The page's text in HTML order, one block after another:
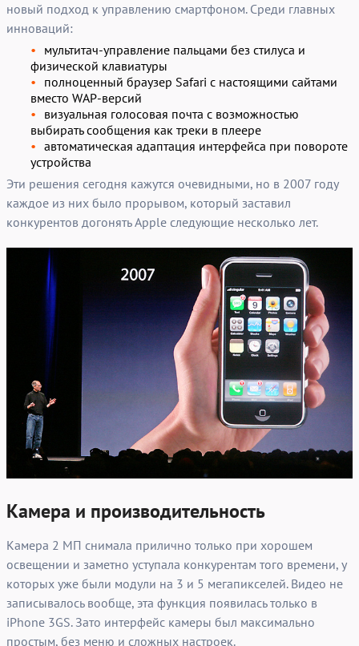
новый подход к управлению смартфоном. Среди главных
инноваций:
мультитач-управление пальцами без стилуса и
физической клавиатуры
полноценный браузер Safari с настоящими сайтами
вместо WAP-версий
визуальная голосовая почта с возможностью
выбирать сообщения как треки в плеере
автоматическая адаптация интерфейса при повороте
устройства
Эти решения сегодня кажутся очевидными, но в 2007 году
каждое из них было прорывом, который заставил
конкурентов догонять Apple следующие несколько лет.
Камера и производительность
Камера 2 МП снимала прилично только при хорошем
освещении и заметно уступала конкурентам того времени, у
которых уже были модули на 3 и 5 мегапикселей. Видео не
записывалось вообще, эта функция появилась только в
iPhone 3GS. Зато интерфейс камеры был максимально
простым, без меню и сложных настроек.